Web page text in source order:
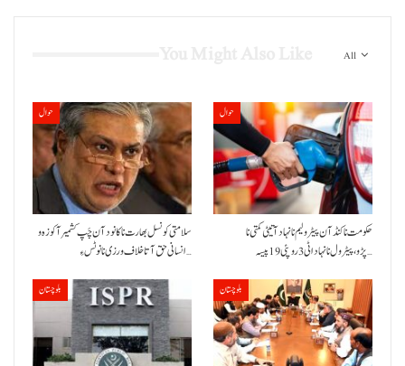
All
حوال
سلامتی کونسل بھارت نا کانود آن چَپ کشمیر آ کوزہ و
انسانی حق آتا خلاف ورزی نا نوٹس ءِ…
حوال
حکومت نا کنڈ آن پیٹرولیم نا نہاد آتیٹی کمتی نا
پڑو،پیٹرول نا نہاد اٹی 3 روپئی 19 پیسہ…
بلوچستان بلوچستان